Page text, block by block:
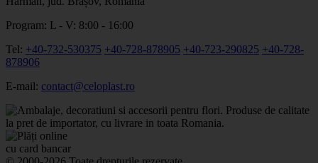
Program: L - V: 8:00 - 16:00
Tel: +40-732-530375 +40-728-878905 +40-723-290825 +40-728-
878906
E-mail: contact@celoplast.ro